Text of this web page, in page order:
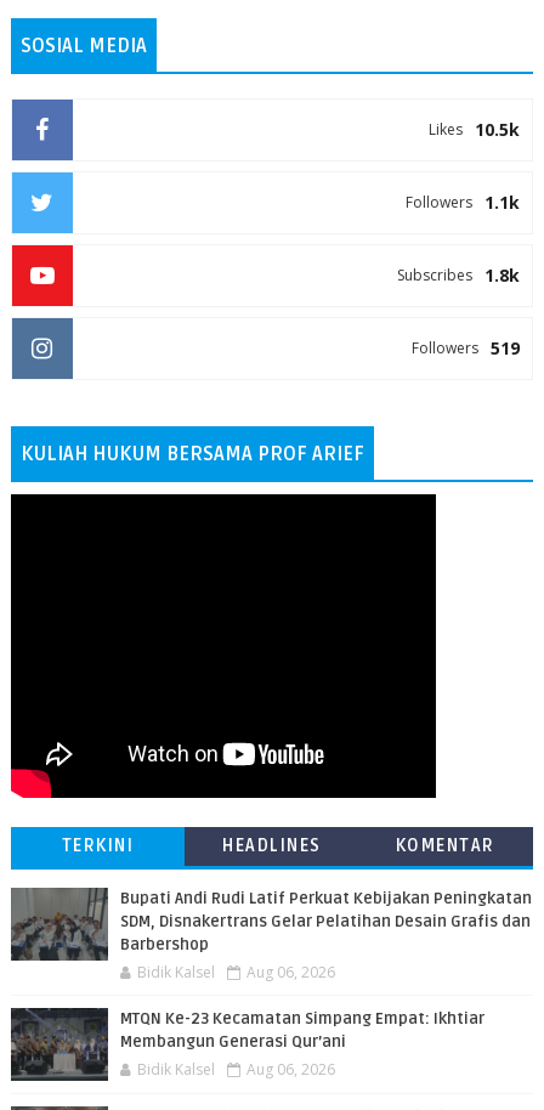
SOSIAL MEDIA
10.5k
Likes
1.1k
Followers
1.8k
Subscribes
519
Followers
KULIAH HUKUM BERSAMA PROF ARIEF
TERKINI HEADLINES KOMENTAR
Bupati Andi Rudi Latif Perkuat Kebijakan Peningkatan
SDM, Disnakertrans Gelar Pelatihan Desain Grafis dan
Barbershop
Bidik Kalsel Aug 06, 2026
MTQN Ke-23 Kecamatan Simpang Empat: Ikhtiar
Membangun Generasi Qur’ani
Bidik Kalsel Aug 06, 2026